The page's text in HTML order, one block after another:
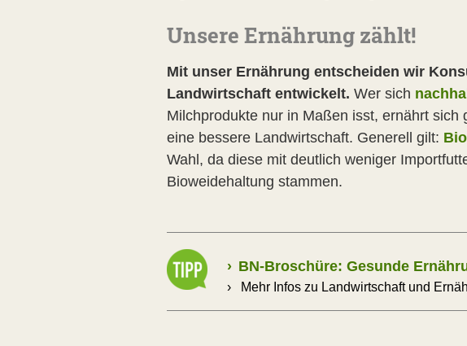
Unsere Ernährung zählt!
Mit unser Ernährung entscheiden wir
Landwirtschaft entwickelt. Wer sich
Milchprodukte nur in Maßen isst, ernährt
eine bessere Landwirtschaft. Generell gilt: Bio
Wahl, da diese mit deutlich weniger
Bioweidehaltung stammen.
› BN-Broschüre: Gesunde
› Mehr Infos zu Landwirtschaft und